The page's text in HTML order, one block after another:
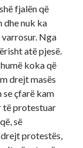
fjalën që
dhe nuk ka
Nga
atë pjesë.
koka që
drejt masës
se çfarë kam
të protestuar
së
protestës,